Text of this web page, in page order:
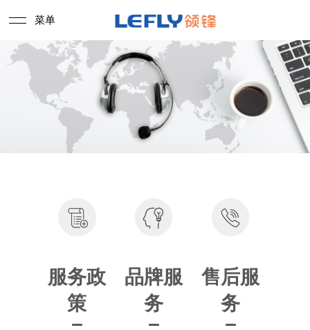
菜单
服务政
策
品牌服
务
售后服
务